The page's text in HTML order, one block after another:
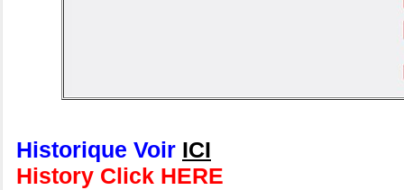
Historique Voir ICI
History Click HERE